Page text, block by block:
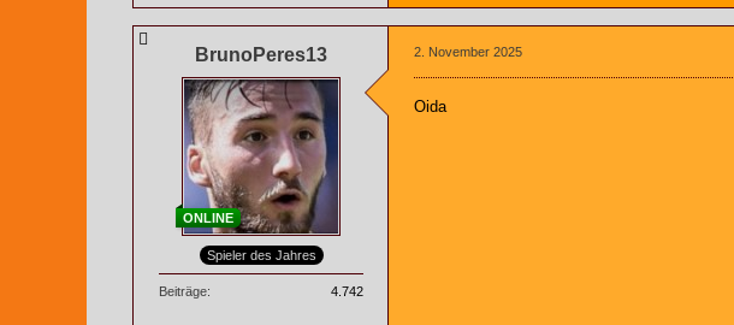
BrunoPeres13
ONLINE
Spieler des Jahres
Beiträge 4.742
2. November 2025
Oida